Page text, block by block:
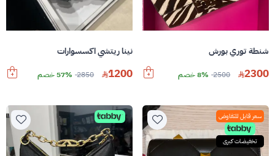
شنطة توري بورش
2300
2500 8% خصم
نينا ريتشي اكسسوارات
1200
2850 57% خصم
سعر قابل للتفاوض
تخفيضات كبرى